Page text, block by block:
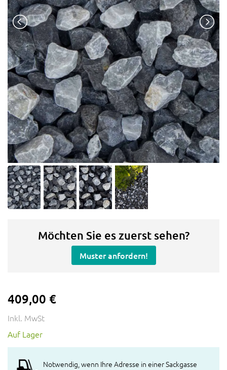
Möchten Sie es zuerst sehen?
Muster anfordern!
409,00 €
Inkl. MwSt
Auf Lager
Notwendig, wenn Ihre Adresse in einer Sackgasse